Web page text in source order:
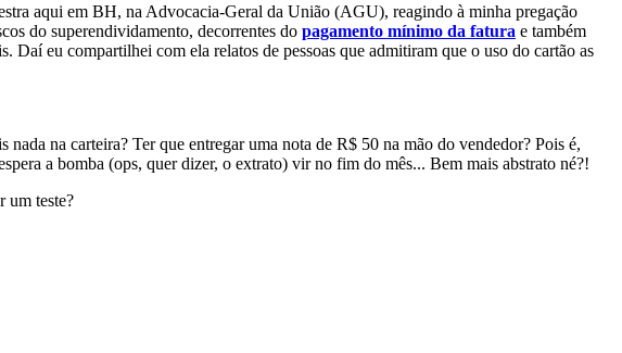
aqui em BH, na Advocacia-Geral da União (AGU), reagindo à minha pregação
do superendividamento, decorrentes do pagamento mínimo da fatura e também
Daí eu compartilhei com ela relatos de pessoas que admitiram que o uso do cartão as
na carteira? Ter que entregar uma nota de R$ 50 na mão do vendedor? Pois é,
a bomba (ops, quer dizer, o extrato) vir no fim do mês... Bem mais abstrato né?!
um teste?